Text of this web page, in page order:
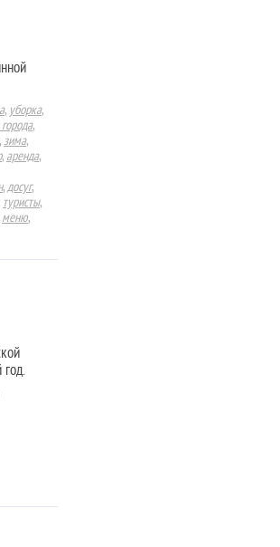
, уборка,
,
,зима,
, аренда,
,досуг,
туристы,
меню,
год.